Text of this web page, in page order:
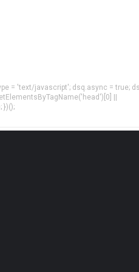
= 'text/javascript'; dsq.async = true;
||
})();